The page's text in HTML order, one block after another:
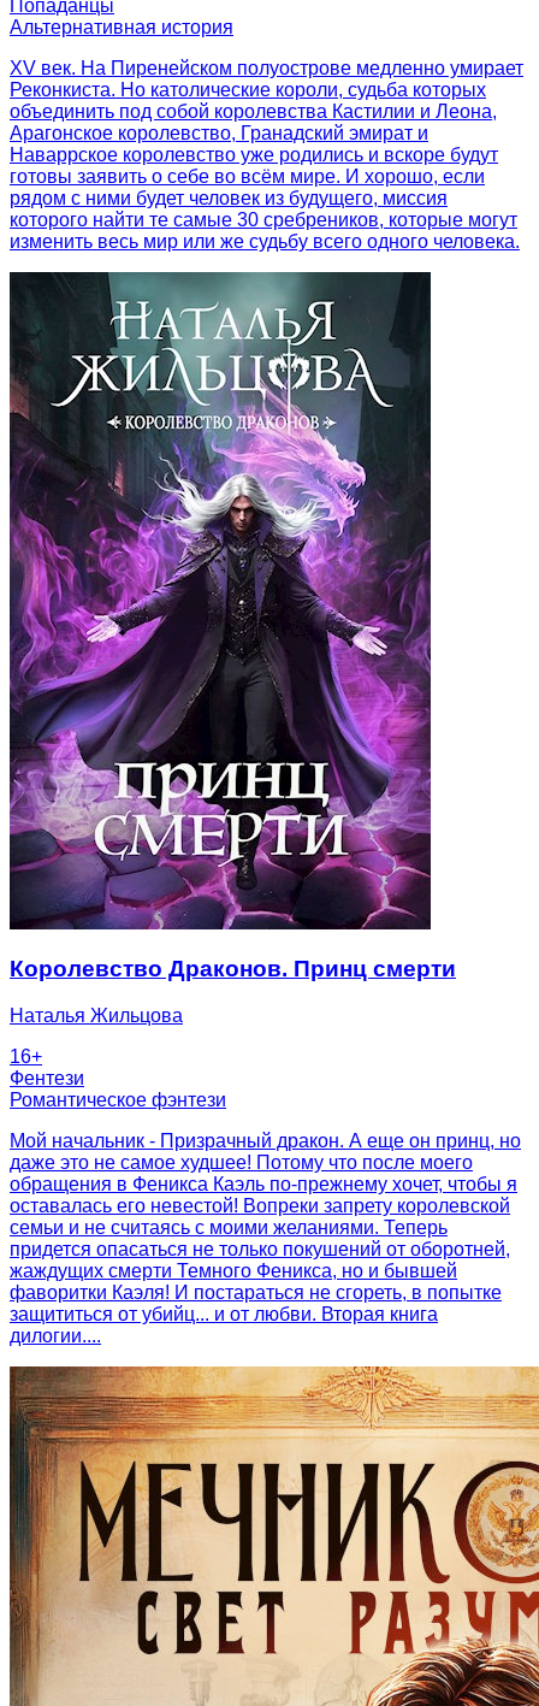
Попаданцы
Альтернативная история
XV век. На Пиренейском полуострове медленно умирает
Реконкиста. Но католические короли, судьба которых
объединить под собой королевства Кастилии и Леона,
Арагонское королевство, Гранадский эмират и
Наваррское королевство уже родились и вскоре будут
готовы заявить о себе во всём мире. И хорошо, если
рядом с ними будет человек из будущего, миссия
которого найти те самые 30 сребреников, которые могут
изменить весь мир или же судьбу всего одного человека.
Королевство Драконов. Принц смерти
Наталья Жильцова
16+
Фентези
Романтическое фэнтези
Мой начальник - Призрачный дракон. А еще он принц, но
даже это не самое худшее! Потому что после моего
обращения в Феникса Каэль по-прежнему хочет, чтобы я
оставалась его невестой! Вопреки запрету королевской
семьи и не считаясь с моими желаниями. Теперь
придется опасаться не только покушений от оборотней,
жаждущих смерти Темного Феникса, но и бывшей
фаворитки Каэля! И постараться не сгореть, в попытке
защититься от убийц... и от любви. Вторая книга
дилогии....